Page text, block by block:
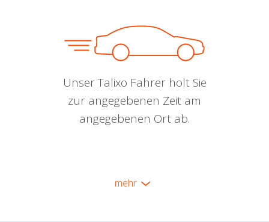
Unser Talixo Fahrer holt Sie
zur angegebenen Zeit am
angegebenen Ort ab.
mehr